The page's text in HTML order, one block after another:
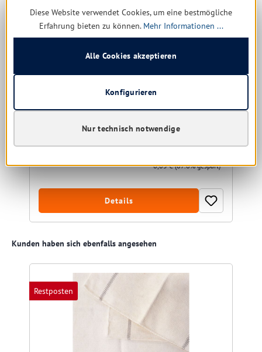
Thermo Handschuhe Thor Flex Winter Gr. M
6,05 €(67.6% gespart)
Details
Produktgalerie überspringen
Kunden haben sich ebenfalls angesehen
Restposten
Diese Website verwendet Cookies, um eine bestmögliche
Erfahrung bieten zu können. Mehr Informationen ...
Nur technisch notwendige
Konfigurieren
Alle Cookies akzeptieren